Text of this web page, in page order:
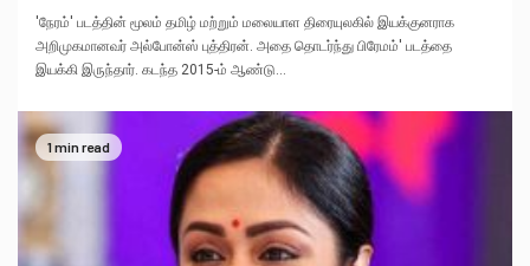
'நேரம்' படத்தின் மூலம் தமிழ் மற்றும் மலையாள திரையுலகில் இயக்குனராக
அறிமுகமானவர் அல்போன்ஸ் புத்திரன். அதை தொடர்ந்து பிரேமம்' படத்தை
இயக்கி இருந்தார். கடந்த 2015-ம் ஆண்டு...
1 min read